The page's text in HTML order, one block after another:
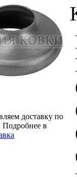
доставку по
Подробнее в